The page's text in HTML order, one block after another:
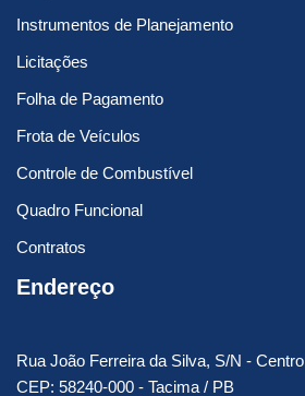
Instrumentos de Planejamento
Licitações
Folha de Pagamento
Frota de Veículos
Controle de Combustível
Quadro Funcional
Contratos
Endereço
Rua João Ferreira da Silva, S/N - Centro
CEP: 58240-000 - Tacima / PB